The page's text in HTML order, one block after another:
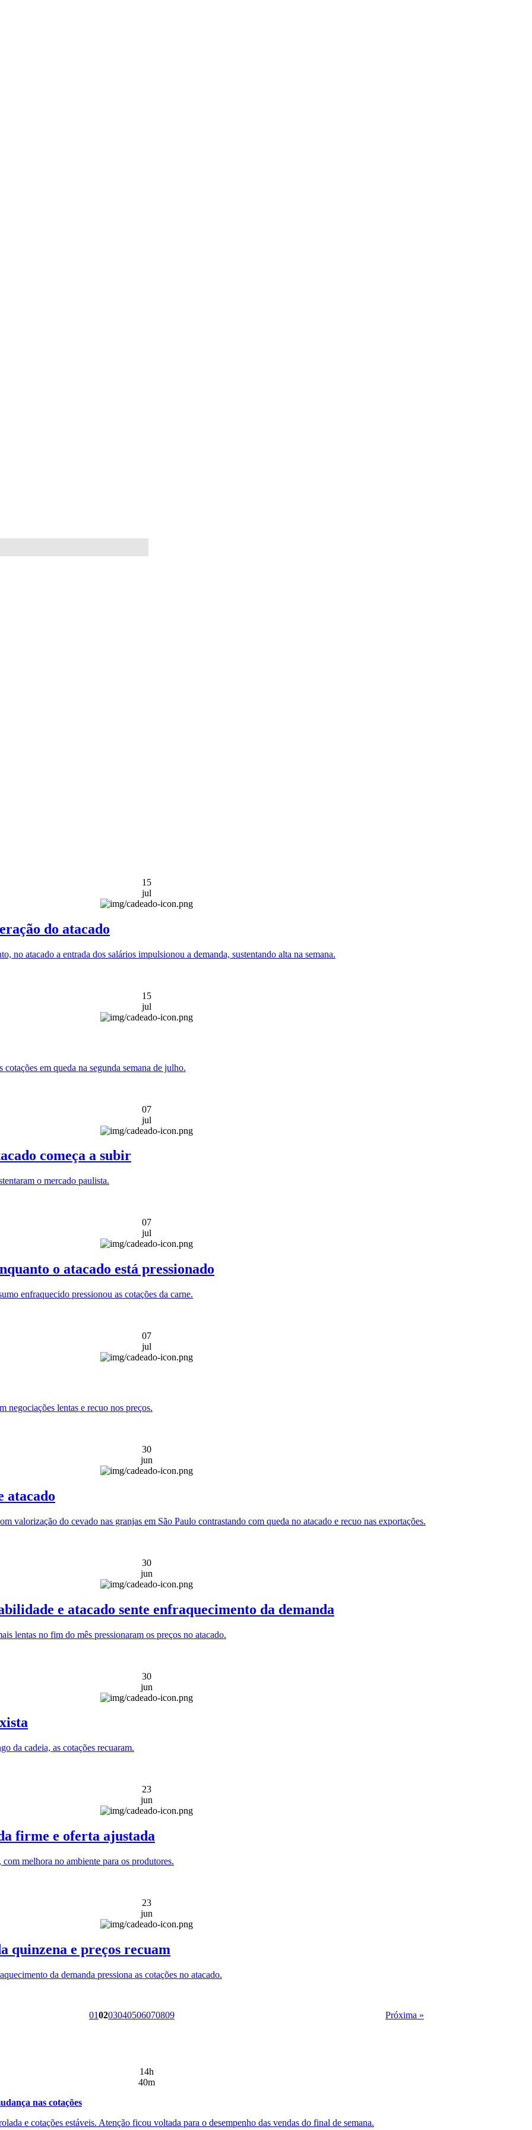
15
jul
do atacado
no atacado a entrada dos salários impulsionou a demanda, sustentando alta na semana.
15
jul
em queda na segunda semana de julho.
07
jul
começa a subir
o mercado paulista.
07
jul
o atacado está pressionado
enfraquecido pressionou as cotações da carne.
07
jul
negociações lentas e recuo nos preços.
30
jun
atacado
valorização do cevado nas granjas em São Paulo contrastando com queda no atacado e recuo nas exportações.
30
jun
e atacado sente enfraquecimento da demanda
lentas no fim do mês pressionaram os preços no atacado.
30
jun
da cadeia, as cotações recuaram.
23
jun
firme e oferta ajustada
melhora no ambiente para os produtores.
23
jun
quinzena e preços recuam
da demanda pressiona as cotações no atacado.
010203040506070809 Próxima »
14h
40m
nas cotações
e cotações estáveis. Atenção ficou voltada para o desempenho das vendas do final de semana.